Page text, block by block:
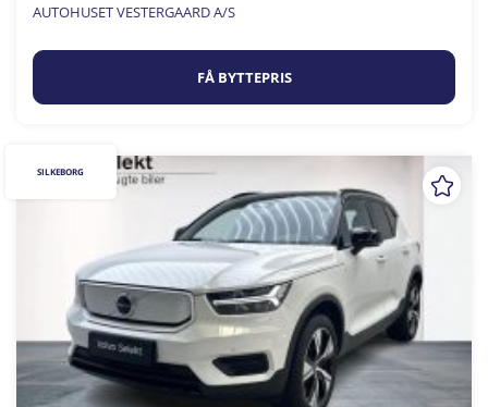
AUTOHUSET VESTERGAARD A/S
FÅ BYTTEPRIS
SILKEBORG